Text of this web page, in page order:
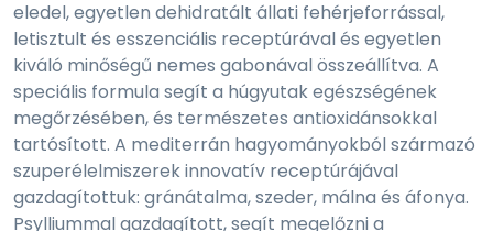
eledel, egyetlen dehidratált állati fehérjeforrással,
letisztult és esszenciális receptúrával és egyetlen
kiváló minőségű nemes gabonával összeállítva. A
speciális formula segít a húgyutak egészségének
megőrzésében, és természetes antioxidánsokkal
tartósított. A mediterrán hagyományokból származó
szuperélelmiszerek innovatív receptúrájával
gazdagítottuk: gránátalma, szeder, málna és áfonya.
Psylliummal gazdagított, segít megelőzni a